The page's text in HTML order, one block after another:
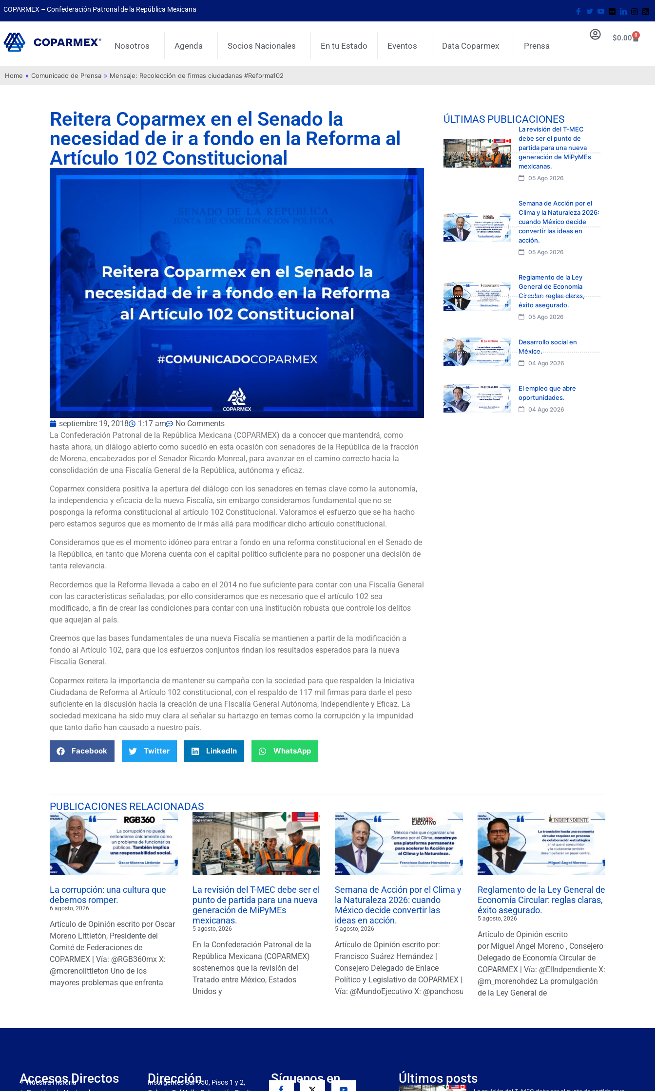
COPARMEX – Confederación Patronal de la República Mexicana
Nosotros Agenda Socios Nacionales En tu Estado Eventos Data Coparmex Prensa
$0.00 0
Home » Comunicado de Prensa » Mensaje: Recolección de firmas ciudadanas #Reforma102
Reitera Coparmex en el Senado la
necesidad de ir a fondo en la Reforma al
Artículo 102 Constitucional
septiembre 19, 2018 1:17 am
No Comments
La Confederación Patronal de la República Mexicana (COPARMEX) da a conocer que mantendrá, como
hasta ahora, un diálogo abierto como sucedió en esta ocasión con senadores de la República de la fracción
de Morena, encabezados por el Senador Ricardo Monreal, para avanzar en el camino correcto hacia la
consolidación de una Fiscalía General de la República, autónoma y eficaz.
Coparmex considera positiva la apertura del diálogo con los senadores en temas clave como la autonomía,
la independencia y eficacia de la nueva Fiscalía, sin embargo consideramos fundamental que no se
posponga la reforma constitucional al artículo 102 Constitucional. Valoramos el esfuerzo que se ha hacho
pero estamos seguros que es momento de ir más allá para modificar dicho artículo constitucional.
Consideramos que es el momento idóneo para entrar a fondo en una reforma constitucional en el Senado de
la República, en tanto que Morena cuenta con el capital político suficiente para no posponer una decisión de
tanta relevancia.
Recordemos que la Reforma llevada a cabo en el 2014 no fue suficiente para contar con una Fiscalía General
con las características señaladas, por ello consideramos que es necesario que el artículo 102 sea
modificado, a fin de crear las condiciones para contar con una institución robusta que controle los delitos
que aquejan al país.
Creemos que las bases fundamentales de una nueva Fiscalía se mantienen a partir de la modificación a
fondo al Artículo 102, para que los esfuerzos conjuntos rindan los resultados esperados para la nueva
Fiscalía General.
Coparmex reitera la importancia de mantener su campaña con la sociedad para que respalden la Iniciativa
Ciudadana de Reforma al Artículo 102 constitucional, con el respaldo de 117 mil firmas para darle el peso
suficiente en la discusión hacia la creación de una Fiscalía General Autónoma, Independiente y Eficaz. La
sociedad mexicana ha sido muy clara al señalar su hartazgo en temas como la corrupción y la impunidad
que tanto daño han causado a nuestro país.
Facebook Twitter LinkedIn WhatsApp
ÚLTIMAS PUBLICACIONES
La revisión del T-MEC
debe ser el punto de
partida para una nueva
generación de MiPyMEs
mexicanas.
05 Ago 2026
Semana de Acción por el
Clima y la Naturaleza 2026:
cuando México decide
convertir las ideas en
acción.
05 Ago 2026
Reglamento de la Ley
General de Economía
Circular: reglas claras,
éxito asegurado.
05 Ago 2026
Desarrollo social en
México.
04 Ago 2026
El empleo que abre
oportunidades.
04 Ago 2026
PUBLICACIONES RELACIONADAS
La corrupción: una cultura que
debemos romper.
6 agosto, 2026
Artículo de Opinión escrito por Oscar
Moreno Littletón, Presidente del
Comité de Federaciones de
COPARMEX | Vía: @RGB360mx X:
@morenolittleton Uno de los
mayores problemas que enfrenta
La revisión del T-MEC debe ser el
punto de partida para una nueva
generación de MiPyMEs
mexicanas.
5 agosto, 2026
En la Confederación Patronal de la
República Mexicana (COPARMEX)
sostenemos que la revisión del
Tratado entre México, Estados
Unidos y
Semana de Acción por el Clima y
la Naturaleza 2026: cuando
México decide convertir las
ideas en acción.
5 agosto, 2026
Artículo de Opinión escrito por:
Francisco Suárez Hernández |
Consejero Delegado de Enlace
Político y Legislativo de COPARMEX |
Vía: @MundoEjecutivo X: @panchosuarezh
Reglamento de la Ley General de
Economía Circular: reglas claras,
éxito asegurado.
5 agosto, 2026
Artículo de Opinión escrito
por Miguel Ángel Moreno , Consejero
Delegado de Economía Circular de
COPARMEX | Vía: @ElIndpendiente X:
@m_morenohdez La promulgación
de la Ley General de
Accesos Directos
Nuestra Historia
Dirección
Insurgentes Sur 950, Pisos 1 y 2,
Síguenos en Últimos posts